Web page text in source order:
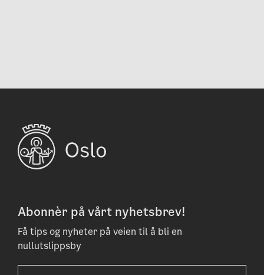
Abonnèr på vårt nyhetsbrev!
Få tips og nyheter på veien til å bli en
nullutslippsby